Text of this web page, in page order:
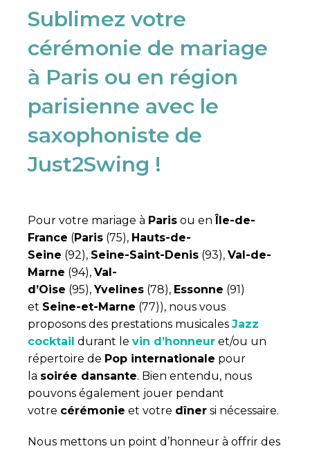
Sublimez votre
cérémonie de mariage
à Paris ou en région
parisienne avec le
saxophoniste de
Just2Swing !​
Pour votre mariage à Paris ou enÎle-de-
France (Paris (75), Hauts-de-
Seine (92), Seine-Saint-Denis (93), Val-de-
Marne (94), Val-
d’Oise (95),Yvelines (78), Essonne (91)
et Seine-et-Marne (77)), nous vous
proposons des prestations musicales Jazz
cocktail durant le vin d’honneur et/ou un
répertoire de Pop internationale pour
la soirée dansante. Bien entendu, nous
pouvons également jouer pendant
votre cérémonie et votre dîner si nécessaire.
Nous mettons un point d’honneur à offrir des